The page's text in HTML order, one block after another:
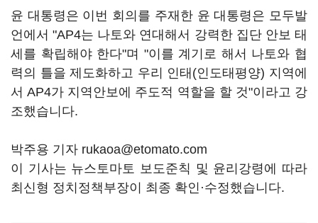
윤 대통령은 이번 회의를 주재한 윤 대통령은 모두발
언에서 "AP4는 나토와 연대해서 강력한 집단 안보 태
세를 확립해야 한다"며 "이를 계기로 해서 나토와 협
력의 틀을 제도화하고 우리 인태(인도태평양) 지역에
서 AP4가 지역안보에 주도적 역할을 할 것"이라고 강
조했습니다.
박주용 기자 rukaoa@etomato.com
이 기사는 뉴스토마토 보도준칙 및 윤리강령에 따라
최신형 정치정책부장이 최종 확인·수정했습니다.